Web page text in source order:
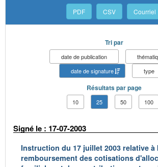
PDF CSV Courriel
Tri par
date de publication
date de signature
type
Résultats par page
10 25 50 100
Signé le : 17-07-2003
Instruction du 17 juillet 2003 relative
remboursement des cotisations